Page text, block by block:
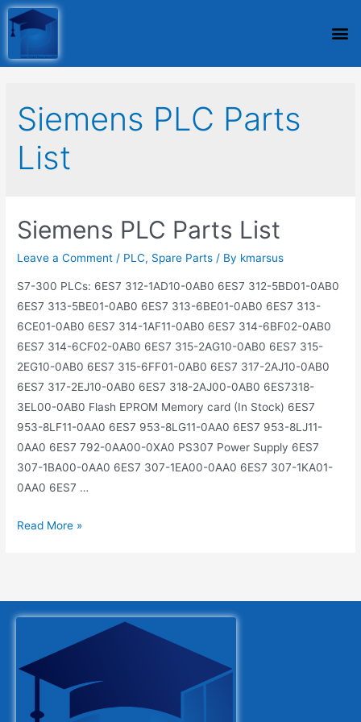
Siemens PLC Parts
List
Siemens PLC Parts List
Leave a Comment / PLC, Spare Parts / By kmarsus
S7-300 PLCs: 6ES7 312-1AD10-0AB0 6ES7 312-5BD01-0AB0
6ES7 313-5BE01-0AB0 6ES7 313-6BE01-0AB0 6ES7 313-
6CE01-0AB0 6ES7 314-1AF11-0AB0 6ES7 314-6BF02-0AB0
6ES7 314-6CF02-0AB0 6ES7 315-2AG10-0AB0 6ES7 315-
2EG10-0AB0 6ES7 315-6FF01-0AB0 6ES7 317-2AJ10-0AB0
6ES7 317-2EJ10-0AB0 6ES7 318-2AJ00-0AB0 6ES7318-
3EL00-0AB0 Flash EPROM Memory card (In Stock) 6ES7
953-8LF11-0AA0 6ES7 953-8LG11-0AA0 6ES7 953-8LJ11-
0AA0 6ES7 792-0AA00-0XA0 PS307 Power Supply 6ES7
307-1BA00-0AA0 6ES7 307-1EA00-0AA0 6ES7 307-1KA01-
0AA0 6ES7 …
Read More »